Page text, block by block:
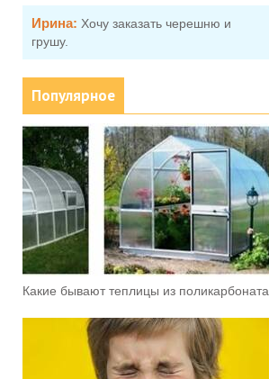
Ирина: Хочу заказать черешню и
грушу.
Популярное
Какие бывают теплицы из поликарбоната